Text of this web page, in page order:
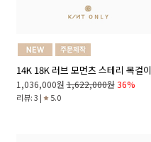
14K 18K 러브 모먼츠 스테리 목걸이
1,036,000원 1,622,000원 36%
리뷰: 3 | 5.0